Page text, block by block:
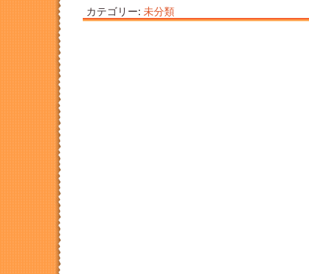
カテゴリー: 未分類